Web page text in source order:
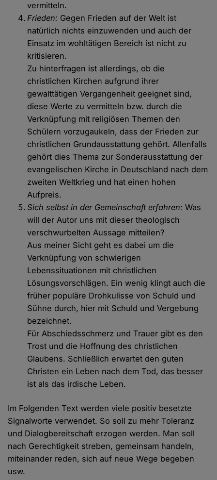
vermitteln.
Frieden: Gegen Frieden auf der Welt ist
natürlich nichts einzuwenden und auch der
Einsatz im wohltätigen Bereich ist nicht zu
kritisieren.
Zu hinterfragen ist allerdings, ob die
christlichen Kirchen aufgrund ihrer
gewalttätigen Vergangenheit geeignet sind,
diese Werte zu vermitteln bzw. durch die
Verknüpfung mit religiösen Themen den
Schülern vorzugaukeln, dass der Frieden zur
christlichen Grundausstattung gehört. Allenfalls
gehört dies Thema zur Sonderausstattung der
evangelischen Kirche in Deutschland nach dem
zweiten Weltkrieg und hat einen hohen
Aufpreis.
Sich selbst in der Gemeinschaft erfahren: Was
will der Autor uns mit dieser theologisch
verschwurbelten Aussage mitteilen?
Aus meiner Sicht geht es dabei um die
Verknüpfung von schwierigen
Lebenssituationen mit christlichen
Lösungsvorschlägen. Ein wenig klingt auch die
früher populäre Drohkulisse von Schuld und
Sühne durch, hier mit Schuld und Vergebung
bezeichnet.
Für Abschiedsschmerz und Trauer gibt es den
Trost und die Hoffnung des christlichen
Glaubens. Schließlich erwartet den guten
Christen ein Leben nach dem Tod, das besser
ist als das irdische Leben.
Im Folgenden Text werden viele positiv besetzte
Signalworte verwendet. So soll zu mehr Toleranz
und Dialogbereitschaft erzogen werden. Man soll
nach Gerechtigkeit streben, gemeinsam handeln,
miteinander reden, sich auf neue Wege begeben
usw.